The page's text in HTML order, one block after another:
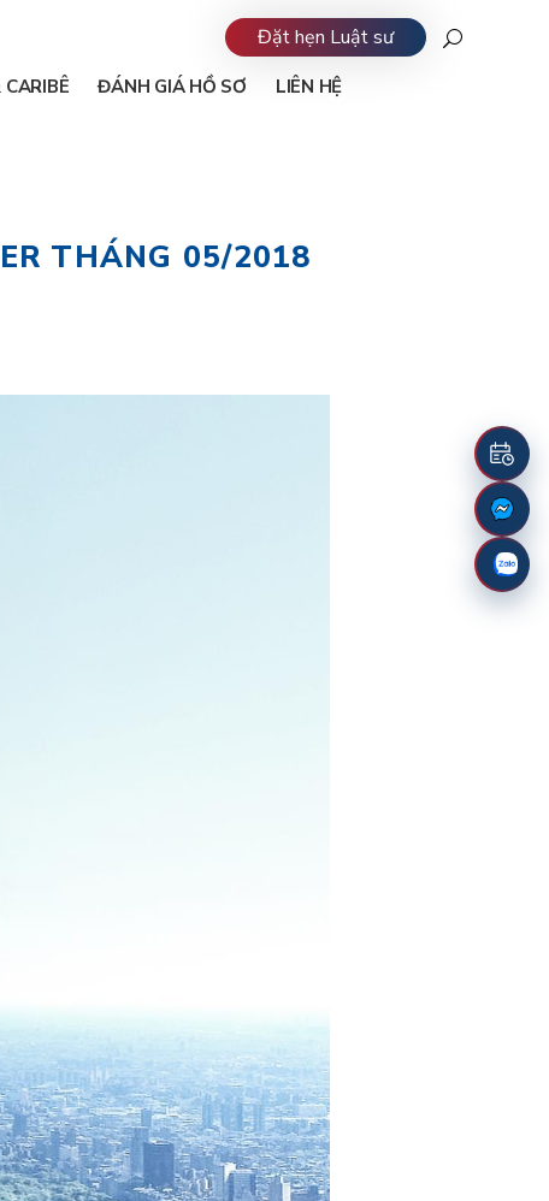
ĐÁNH GIÁ HỒ SƠ LIÊN HỆ
Đặt hẹn Luật sư
THÁNG 05/2018